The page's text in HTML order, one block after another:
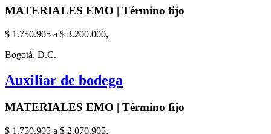
MATERIALES EMO | Término fijo
$ 1.750.905 a $ 3.200.000,
Bogotá, D.C.
Auxiliar de bodega
MATERIALES EMO | Término fijo
$ 1.750.905 a $ 2.070.905,